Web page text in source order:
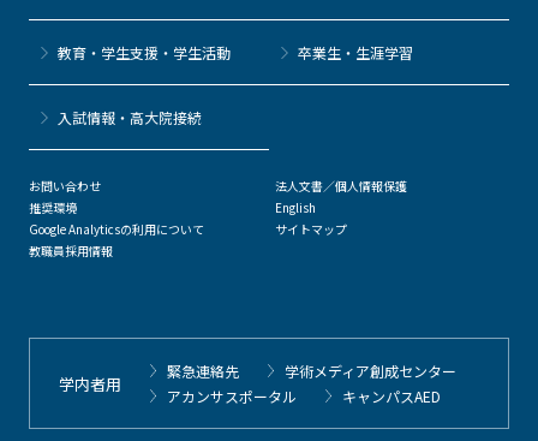
教育・学生支援・学生活動 卒業生・生涯学習
⼊試情報・高大院接続
お問い合わせ
推奨環境
Google Analyticsの利用について
教職員採用情報
法人文書／個人情報保護
English
サイトマップ
学内者用
緊急連絡先
学術メディア創成センター
アカンサスポータル
キャンパスAED